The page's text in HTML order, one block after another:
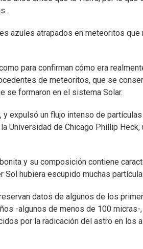
azules atrapados en meteoritos que
para confirman cómo era
de meteoritos, que se
se formaron en el sistema Solar.
expulsó un flujo intenso de
Universidad de Chicago Phillip Heck,
y su composición contiene
hubiera escupido muchas
datos de algunos de los
-algunos de menos de 100 micras-
por la radicación del astro en los